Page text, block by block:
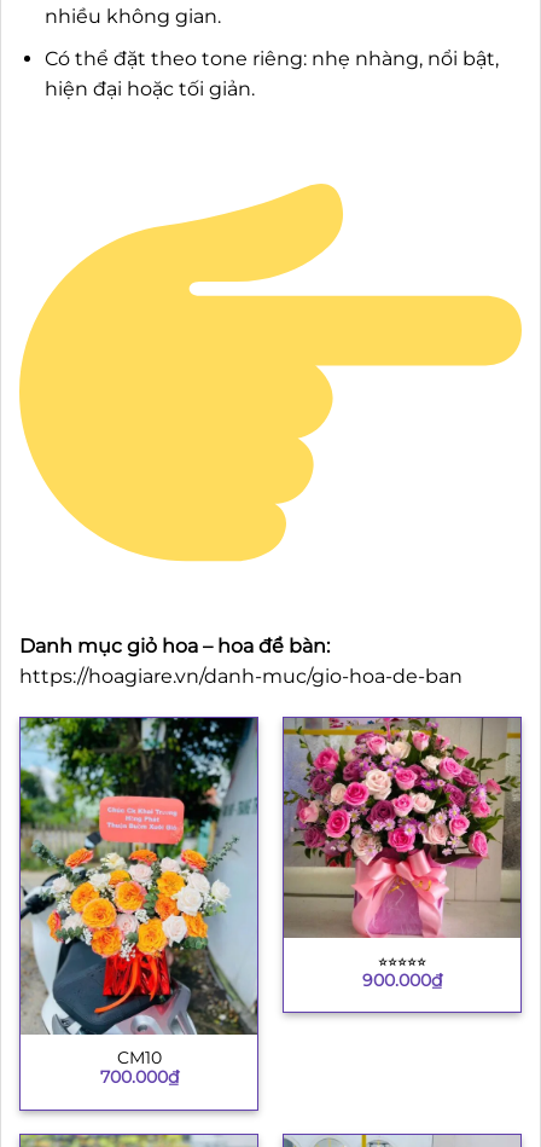
nhiều không gian.
Có thể đặt theo tone riêng: nhẹ nhàng, nổi bật,
hiện đại hoặc tối giản.
Danh mục giỏ hoa – hoa để bàn:
https://hoagiare.vn/danh-muc/gio-hoa-de-ban
CM10
700.000₫
⭐︎⭐︎⭐︎⭐︎⭐︎
900.000₫